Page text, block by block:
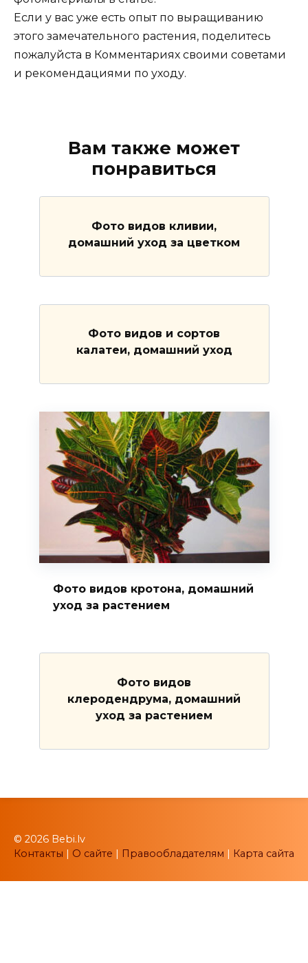
Если у вас уже есть опыт по выращиванию
этого замечательного растения, поделитесь
пожалуйста в Комментариях своими советами
и рекомендациями по уходу.
Вам также может
понравиться
Фото видов кливии,
домашний уход за цветком
Фото видов и сортов
калатеи, домашний уход
Фото видов кротона, домашний
уход за растением
Фото видов
клеродендрума, домашний
уход за растением
© 2026 Bebi.lv
Контакты | О сайте | Правообладателям | Карта сайта